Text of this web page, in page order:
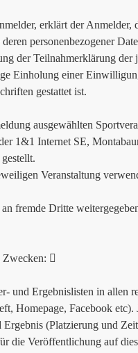
erklärt der Anmelder,
personenbezogener
der Teilnahmerklärung der
Einholung einer
gestattet ist.
ausgewählten
1&1 Internet SE,
Veranstaltung
fremde Dritte
Zwecken: 
und Ergebnislisten in allen
Homepage, Facebook etc).
(Platzierung und
die Veröffentlichung auf